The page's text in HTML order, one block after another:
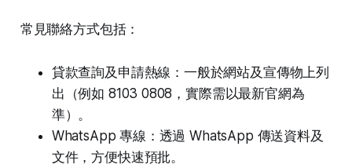
常見聯絡方式包括：
貸款查詢及申請熱線：一般於網站及宣傳物上列
出（例如 8103 0808，實際需以最新官網為
準）。
WhatsApp 專線：透過 WhatsApp 傳送資料及
文件，方便快速預批。